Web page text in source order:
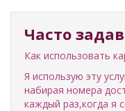
Часто
Как использовать
Я использую эту
набирая номера
каждый раз,когда я